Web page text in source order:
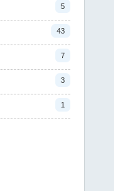
5
43
7
3
1